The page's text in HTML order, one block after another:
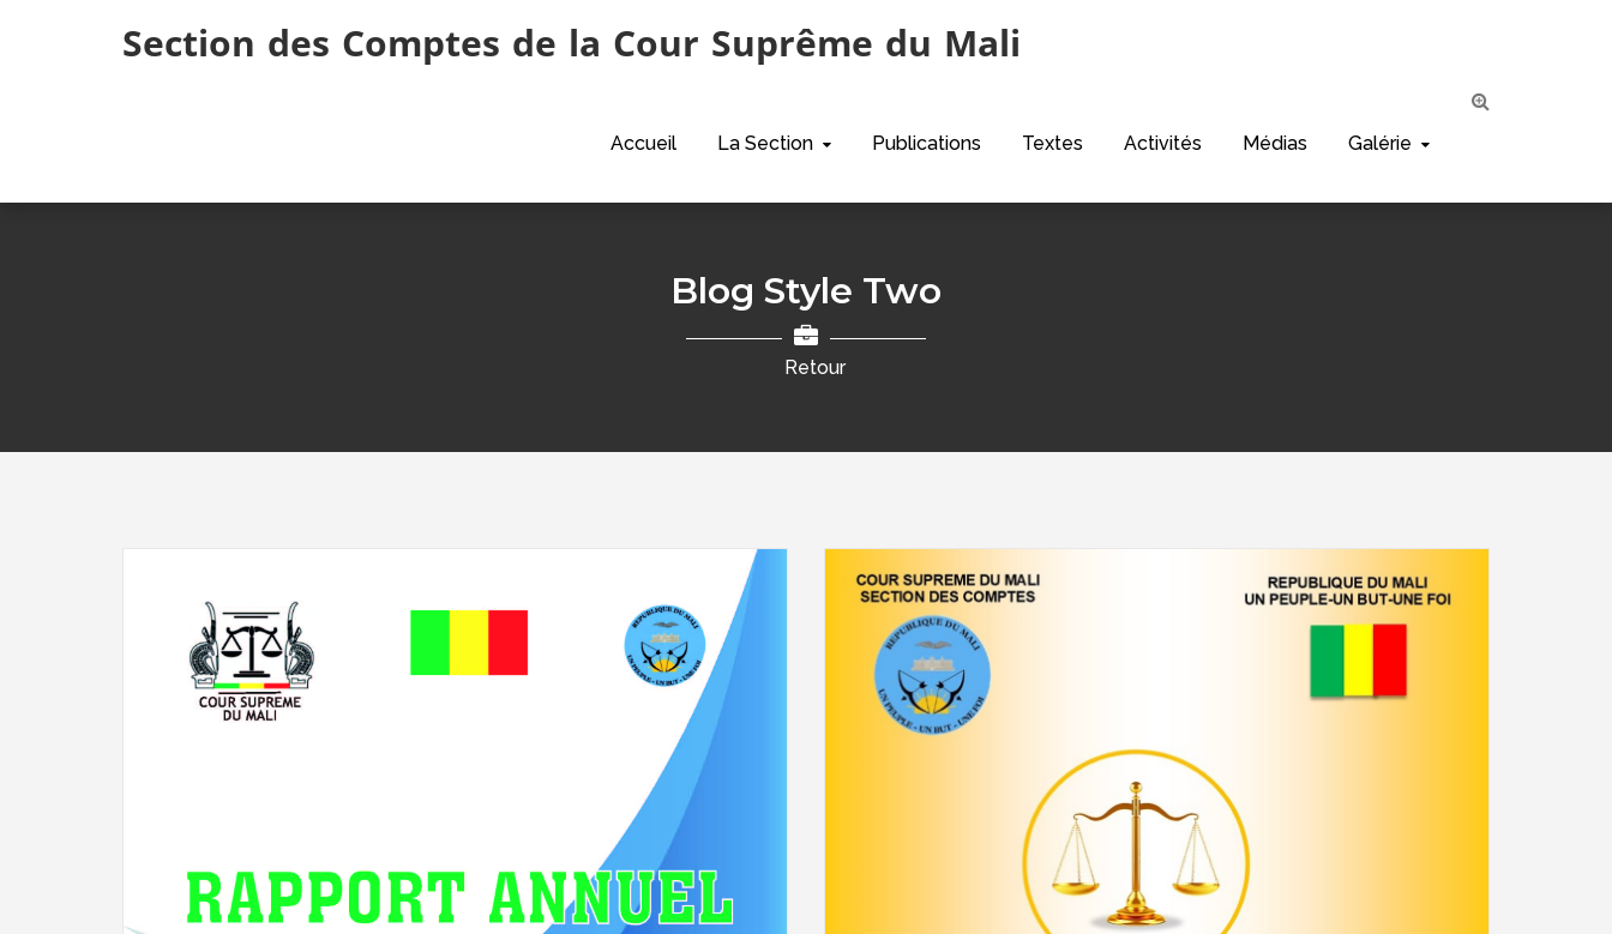
Section des Comptes de la Cour Suprême du Mali
Accueil La Section Publications Textes Activités Médias Galérie
Blog Style Two
Retour